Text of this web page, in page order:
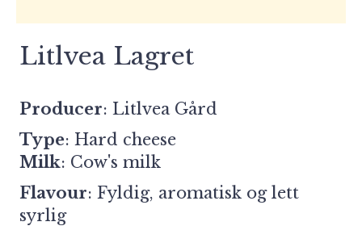
Litlvea Lagret
Producer: Litlvea Gård
Type: Hard cheese
Milk: Cow's milk
Flavour: Fyldig, aromatisk og lett
syrlig